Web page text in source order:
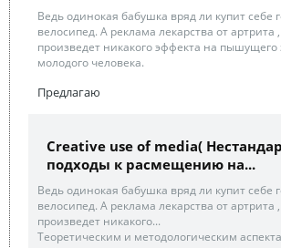
Ведь одинокая бабушка вряд ли купит себе
велосипед. А реклама лекарства от артрита
произведет никакого эффекта на пышущего
молодого человека.
Предлагаю
Creative use of media(
подходы к расмещению на...
Ведь одинокая бабушка вряд ли купит себе
велосипед. А реклама лекарства от артрита
произведет никакого...
Теоретическим и методологическим